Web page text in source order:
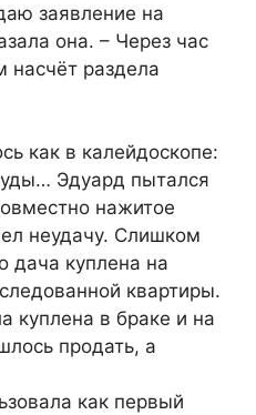
заявление на
она. – Через час
насчёт раздела
как в калейдоскопе:
Эдуард пытался
нажитое
неудачу. Слишком
дача куплена на
квартиры.
куплена в браке и на
продать, а
как первый